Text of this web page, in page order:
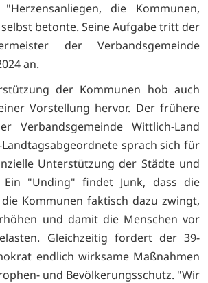
die Kommunen,
betonte. Seine Aufgabe tritt der
der Verbandsgemeinde
an.
der Kommunen hob auch
Vorstellung hervor. Der frühere
Verbandsgemeinde Wittlich-Land
sprach sich für
Unterstützung der Städte und
Ein "Unding" findet Junk, dass die
Kommunen faktisch dazu zwingt,
und damit die Menschen vor
Gleichzeitig fordert der 39-
endlich wirksame Maßnahmen
und Bevölkerungsschutz. "Wir